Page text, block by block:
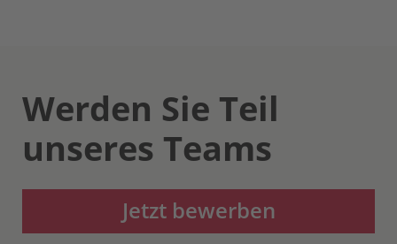
Werden Sie Teil
unseres Teams
Jetzt bewerben